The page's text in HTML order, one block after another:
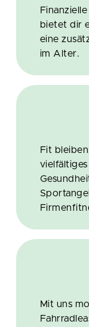
bietet dir
eine
im Alter.
Fit
Mit uns